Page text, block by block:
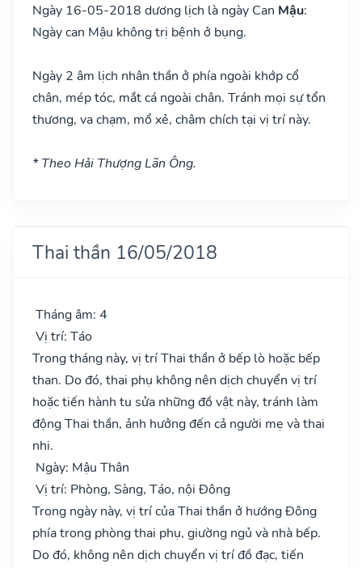
Ngày 16-05-2018 dương lịch là ngày Can Mậu:
Ngày can Mậu không trị bệnh ở bụng.
Ngày 2 âm lịch nhân thần ở phía ngoài khớp cổ
chân, mép tóc, mắt cá ngoài chân. Tránh mọi sự tổn
thương, va chạm, mổ xẻ, châm chích tại vị trí này.
* Theo Hải Thượng Lãn Ông.
Thai thần 16/05/2018
Tháng âm: 4
Vị trí: Táo
Trong tháng này, vị trí Thai thần ở bếp lò hoặc bếp
than. Do đó, thai phụ không nên dịch chuyển vị trí
hoặc tiến hành tu sửa những đồ vật này, tránh làm
động Thai thần, ảnh hưởng đến cả người mẹ và thai
nhi.
Ngày: Mậu Thân
Vị trí: Phòng, Sàng, Táo, nội Đông
Trong ngày này, vị trí của Thai thần ở hướng Đông
phía trong phòng thai phụ, giường ngủ và nhà bếp.
Do đó, không nên dịch chuyển vị trí đồ đạc, tiến